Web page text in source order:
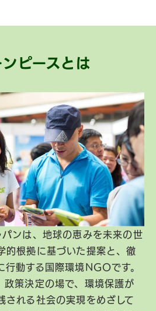
ピースとは
パンは、地球の恵みを未来の世
的根拠に基づいた提案と、徹
行動する国際環境NGOです。
政策決定の場で、環境保護が
される社会の実現をめざして